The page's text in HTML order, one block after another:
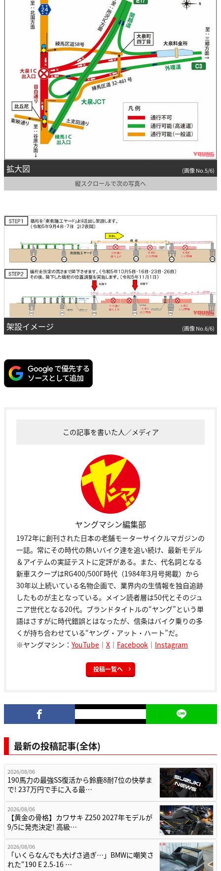
拡大図 (画像 No.5/6)
縦スクロールで次の写真へ
架設イメージ (画像 No.6/6)
この記事を書いた人／メディア
ヤングマシン編集部
1972年に創刊された日本の老舗モーターサイクルマガジンの
一誌。常にその時代の熱いバイク達を追い続け、最新モデル
＆アイテムの実証テストに定評がある。また、代名詞となる
新車スクープはRG400/500Γ時代（1984年3月号掲載）から
30年以上続いている名物企画で、業界内の生情報を独自追跡
したものが主となっている。メイン読者層は50代とそのジュ
ニア世代となる20代。ブランドタイトルの“ヤング”という単
語はさすがに時代錯誤とはなったが、信条はバイク乗りの多
くが持ち合わせている“ヤング・アット・ハート”だ。
※ヤングマシン： YouTube ｜ X ｜ Facebook ｜ Instagram
投稿一覧へ
最新の投稿記事(全体)
2026/08/06
190馬力の最強SS復活から鈴鹿8耐7位の快挙ま
で! 237万円で手に入る最…
2026/08/06
【黄金の骨格】カワサキ Z250 2027年モデルが
9/5に発売決定! 高級…
2026/08/06
「いくらなんでも大げさ過ぎ…」BMWに嘲笑さ
れた“190 E 2.5-16 …